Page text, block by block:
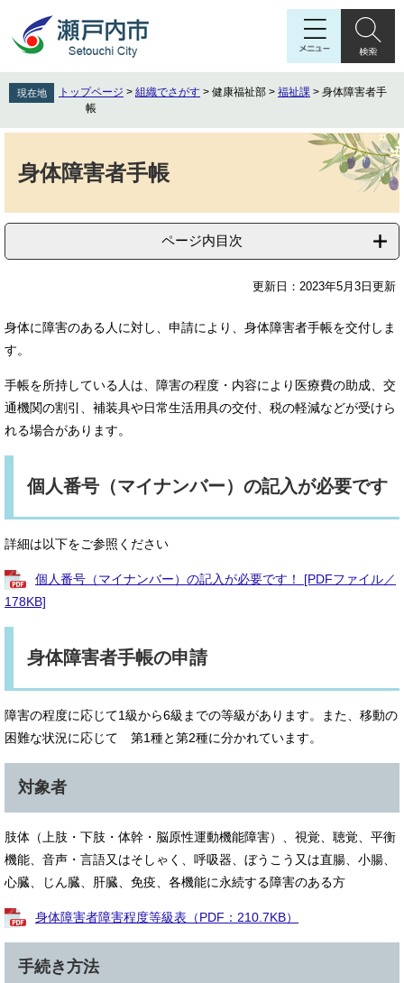
先
頭
を
飛
へ
現在地 トップページ > 組織でさがす > 健康福祉部 > 福祉課 > 身体障害者手
帳
身体障害者手帳
ページ内目次
更新日：2023年5月3日更新
身体に障害のある人に対し、申請により、身体障害者手帳を交付しま
す。
手帳を所持している人は、障害の程度・内容により医療費の助成、交
通機関の割引、補装具や日常生活用具の交付、税の軽減などが受けら
れる場合があります。
個人番号（マイナンバー）の記入が必要です
詳細は以下をご参照ください
個人番号（マイナンバー）の記入が必要です！ [PDFファイル／
178KB]
身体障害者手帳の申請
障害の程度に応じて1級から6級までの等級があります。また、移動の
困難な状況に応じて 第1種と第2種に分かれています。
対象者
肢体（上肢・下肢・体幹・脳原性運動機能障害）、視覚、聴覚、平衡
機能、音声・言語又はそしゃく、呼吸器、ぼうこう又は直腸、小腸、
心臓、じん臓、肝臓、免疫、各機能に永続する障害のある方
身体障害者障害程度等級表（PDF：210.7KB）
手続き方法